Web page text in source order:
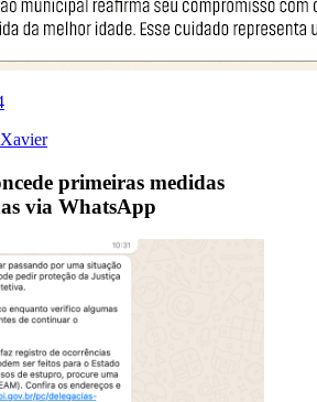
primeiras medidas
via WhatsApp